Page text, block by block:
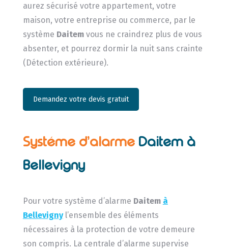
aurez sécurisé votre appartement, votre
maison, votre entreprise ou commerce, par le
système Daitemvous ne craindrez plus de vous
absenter, et pourrez dormir la nuit sans crainte
(Détection extérieure).
Demandez votre devis gratuit
Systéme d’alarme Daitem à
Bellevigny
Pour votre système d’alarme Daitem à
Bellevignyl’ensemble des éléments
nécessaires à la protection de votre demeure
son compris. La centrale d’alarme supervise